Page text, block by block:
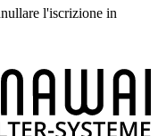
l'iscrizione in